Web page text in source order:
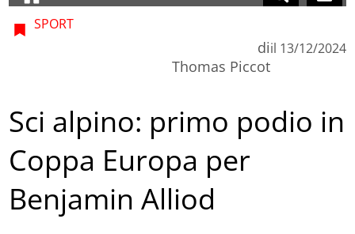
SPORT
di
Thomas Piccot
il 13/12/2024
Sci alpino: primo podio in
Coppa Europa per
Benjamin Alliod